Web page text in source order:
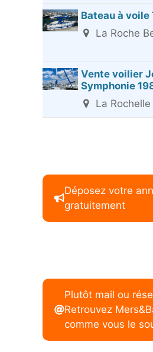
Bateau à voile
La Roche
Vente voilier
Symphonie
La Rochelle
Déposez votre
gratuitement
Plutôt mail ou
Retrouvez
comme vous le